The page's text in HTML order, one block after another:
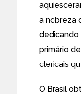
a nobreza
dedicando
primário
clericais
O Brasil